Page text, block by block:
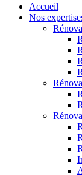
Accueil
Nos